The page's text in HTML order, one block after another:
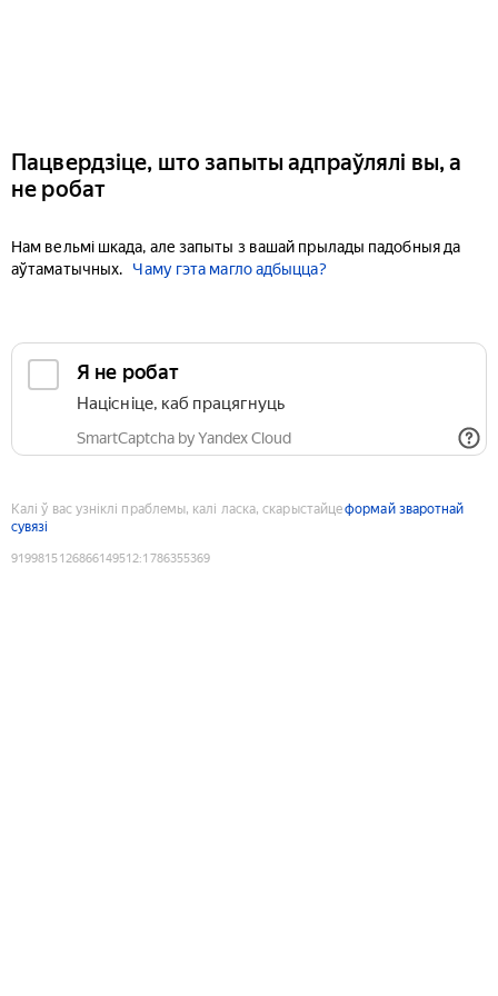
Пацвердзіце, што запыты адпраўлялі вы, а
не робат
Нам вельмі шкада, але запыты з вашай прылады падобныя да
аўтаматычных.
Чаму гэта магло адбыцца?
Я не робат
Націсніце, каб працягнуць
SmartCaptcha by Yandex Cloud
Калі ў вас узніклі праблемы, калі ласка, скарыстайцеформай зваротнай
сувязі
9199815126866149512:1786355369